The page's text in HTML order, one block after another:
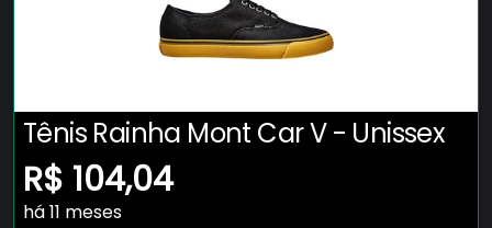
Tênis Rainha Mont Car V - Unissex
R$ 104,04
há 11 meses